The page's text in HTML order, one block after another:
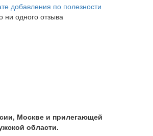
добавления по полезности
одного отзыва
Москве и прилегающей
области.